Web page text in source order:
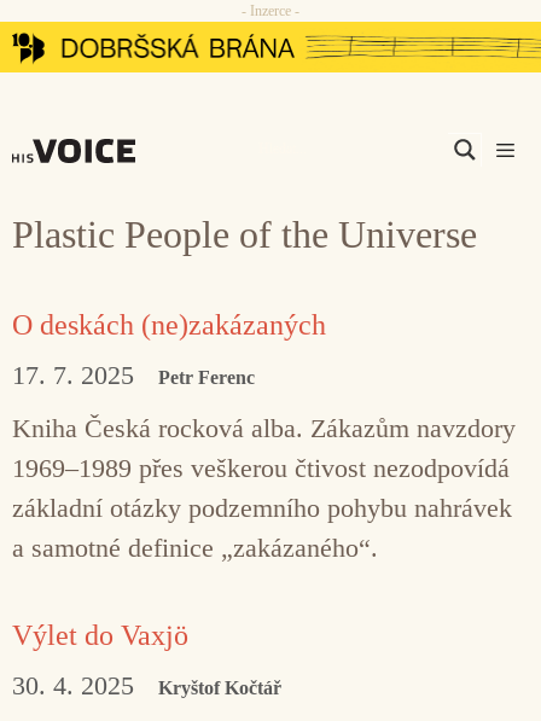
Přeskočit
na
- Inzerce -
Plastic People of the Universe
O deskách (ne)zakázaných
17. 7. 2025 Petr Ferenc
Kniha Česká rocková alba. Zákazům navzdory
1969–1989 přes veškerou čtivost nezodpovídá
základní otázky podzemního pohybu nahrávek
a samotné definice „zakázaného“.
Výlet do Vaxjö
30. 4. 2025 Kryštof Kočtář